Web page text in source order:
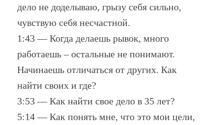
дело не доделываю, грызу себя сильно,
чувствую себя несчастной.
1:43 — Когда делаешь рывок, много
работаешь – остальные не понимают.
Начинаешь отличаться от других. Как
найти своих и где?
3:53 — Как найти свое дело в 35 лет?
5:14 — Как понять мне, что это мои цели,